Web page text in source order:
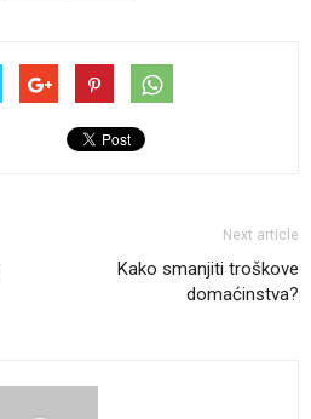
Next article
Kako smanjiti troškove
domaćinstva?